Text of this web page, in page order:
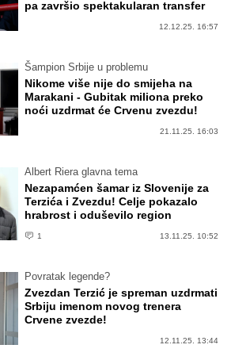
pa završio spektakularan transfer
12.12.25. 16:57
Šampion Srbije u problemu
Nikome više nije do smijeha na
Marakani - Gubitak miliona preko
noći uzdrmat će Crvenu zvezdu!
21.11.25. 16:03
Albert Riera glavna tema
Nezapamćen šamar iz Slovenije za
Terzića i Zvezdu! Celje pokazalo
hrabrost i oduševilo region
1 13.11.25. 10:52
Povratak legende?
Zvezdan Terzić je spreman uzdrmati
Srbiju imenom novog trenera
Crvene zvezde!
12.11.25. 13:44